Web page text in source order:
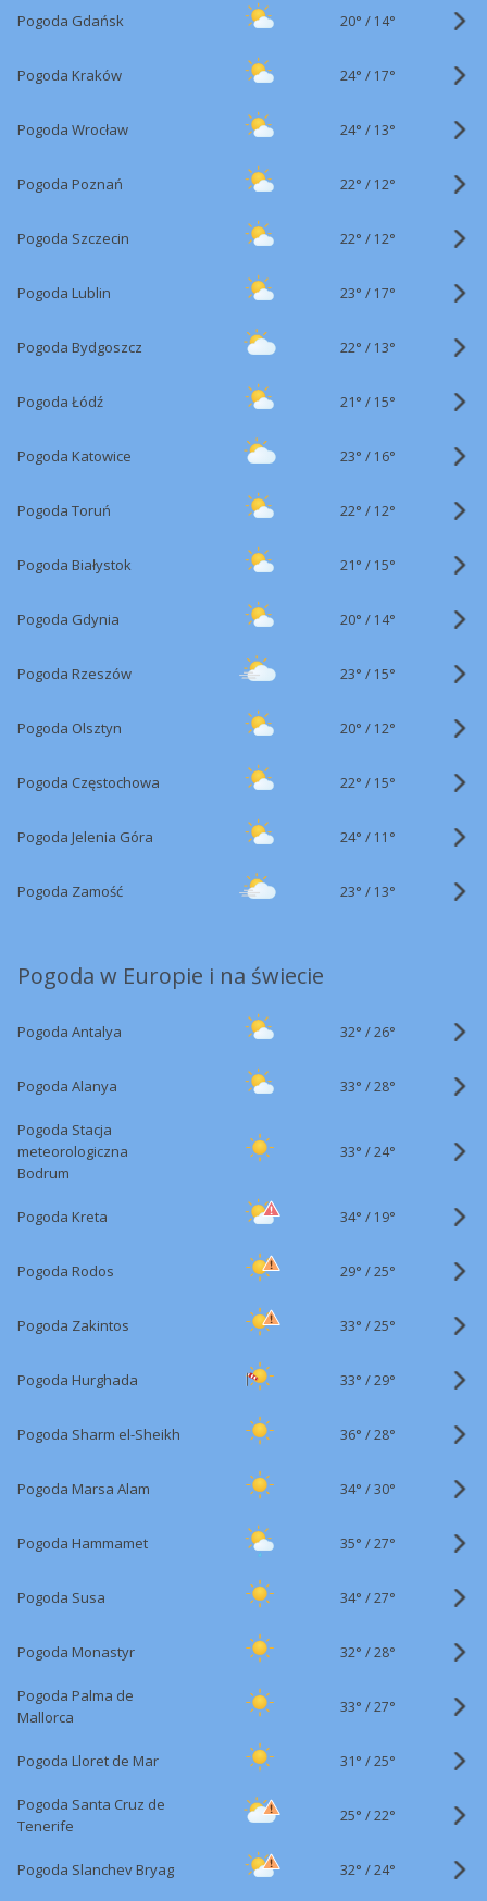
Pogoda Gdańsk 20° / 14°
Pogoda Kraków 24° / 17°
Pogoda Wrocław 24° / 13°
Pogoda Poznań 22° / 12°
Pogoda Szczecin 22° / 12°
Pogoda Lublin 23° / 17°
Pogoda Bydgoszcz 22° / 13°
Pogoda Łódź 21° / 15°
Pogoda Katowice 23° / 16°
Pogoda Toruń 22° / 12°
Pogoda Białystok 21° / 15°
Pogoda Gdynia 20° / 14°
Pogoda Rzeszów 23° / 15°
Pogoda Olsztyn 20° / 12°
Pogoda Częstochowa 22° / 15°
Pogoda Jelenia Góra 24° / 11°
Pogoda Zamość 23° / 13°
Pogoda w Europie i na świecie
Pogoda Antalya 32° /26°
Pogoda Alanya 33° /28°
Pogoda Stacja
meteorologiczna
Bodrum
33° /24°
Pogoda Kreta 34° / 19°
Pogoda Rodos 29° /25°
Pogoda Zakintos 33° /25°
Pogoda Hurghada 33° /29°
Pogoda Sharm el-Sheikh 36° /28°
Pogoda Marsa Alam 34° /30°
Pogoda Hammamet 35° /27°
Pogoda Susa 34° /27°
Pogoda Monastyr 32° /28°
Pogoda Palma de
Mallorca
33° /27°
Pogoda Lloret de Mar 31° /25°
Pogoda Santa Cruz de
Tenerife
25° /22°
Pogoda Slanchev Bryag 32° /24°